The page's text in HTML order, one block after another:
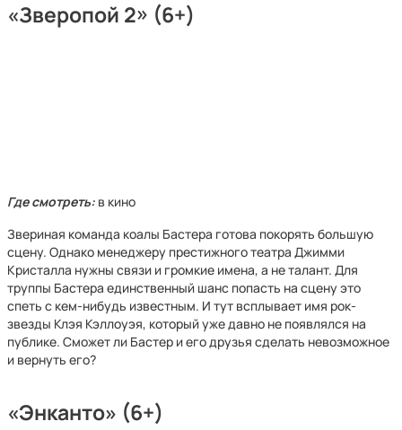
«Зверопой 2» (6+)
Где смотреть: в кино
Звериная команда коалы Бастера готова покорять большую
сцену. Однако менеджеру престижного театра Джимми
Кристалла нужны связи и громкие имена, а не талант. Для
труппы Бастера единственный шанс попасть на сцену это
спеть с кем-нибудь известным. И тут всплывает имя рок-
звезды Клэя Кэллоуэя, который уже давно не появлялся на
публике. Сможет ли Бастер и его друзья сделать невозможное
и вернуть его?
«Энканто» (6+)